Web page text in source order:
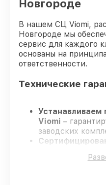
Новгороде
В нашем СЦ Viomi,
Новгороде мы
сервис для каждого
основаны на
ответственности.
Технические
Устанавливаем
Viomi –
заводских
подтверждает